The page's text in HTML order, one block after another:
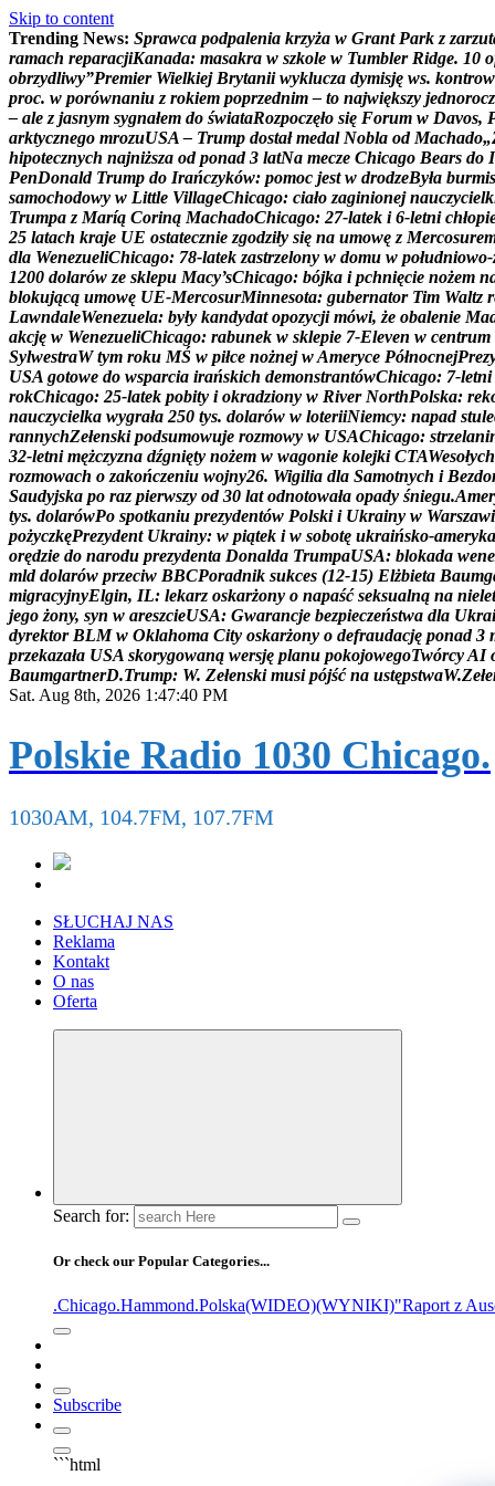
Skip to content
Trending News: Sprawca podpalenia krzyża w Grant Park z zarzut
ramach reparacjiKanada: masakra w szkole w Tumbler Ridge. 10 o
obrzydliwy”Premier Wielkiej Brytanii wyklucza dymisję ws. kontrow
proc. w porównaniu z rokiem poprzednim – to największy jednorocz
– ale z jasnym sygnałem do świataRozpoczęło się Forum w Davos,
arktycznego mrozuUSA – Trump dostał medal Nobla od Machado„
hipotecznych najniższa od ponad 3 latNa mecze Chicago Bears do I
PenDonald Trump do Irańczyków: pomoc jest w drodzeByła burmis
samochodowy w Little VillageChicago: ciało zaginionej nauczycielk
Trumpa z Maríą Coriną MachadoChicago: 27-latek i 6-letni chłopi
25 latach kraje UE ostatecznie zgodziły się na umowę z Mercosure
dla WenezueliChicago: 78-latek zastrzelony w domu w południowo-
1200 dolarów ze sklepu Macy’sChicago: bójka i pchnięcie nożem n
blokującą umowę UE-MercosurMinnesota: gubernator Tim Waltz r
LawndaleWenezuela: były kandydat opozycji mówi, że obalenie Ma
akcję w WenezueliChicago: rabunek w sklepie 7-Eleven w centrum
SylwestraW tym roku MŚ w piłce nożnej wAmeryce PółnocnejPrez
USA gotowe do wsparcia irańskich demonstrantówChicago: 7-letni
rokChicago: 25-latek pobity i okradziony w River NorthPolska: rek
nauczycielka wygrała 250 tys. dolarów w loteriiNiemcy: napad stule
rannychZełenski podsumowuje rozmowy w USAChicago: strzelani
32-letni mężczyzna dźgnięty nożem w wagonie kolejki CTAWesołych
rozmowach o zakończeniu wojny26. Wigilia dla Samotnych i Bezdo
Saudyjska po raz pierwszy od 30 lat odnotowała opady śniegu.Amer
tys. dolarówPo spotkaniu prezydentów Polski i Ukrainy w Warszawi
pożyczkęPrezydent Ukrainy: w piątek i w sobotę ukraińsko-ameryka
orędzie do narodu prezydenta Donalda TrumpaUSA: blokada wene
mld dolarów przeciw BBCPoradnik sukces (12-15) Elżbieta Baumg
migracyjnyElgin, IL: lekarz oskarżony o napaść seksualną na nielet
jego żony, syn w areszcieUSA: Gwarancje bezpieczeństwa dla Ukrai
dyrektor BLM w Oklahoma City oskarżony o defraudację ponad 3
przekazała USA skorygowaną wersję planu pokojowegoTwórcyAI
BaumgartnerD.Trump: W. Zełenski musi pójść na ustępstwaW.Zełe
Sat. Aug 8th, 2026 1:47:42 PM
Polskie Radio 1030 Chicago.
1030AM, 104.7FM, 107.7FM
SŁUCHAJ NAS
Reklama
Kontakt
O nas
Oferta
Search for:
Or check our Popular Categories...
.Chicago.Hammond.Polska(WIDEO)(WYNIKI)"Raport z
Subscribe
```html